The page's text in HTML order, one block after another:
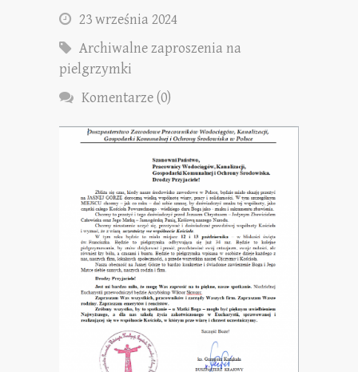
23 września 2024
Archiwalne zaproszenia na
pielgrzymki
Komentarze (0)